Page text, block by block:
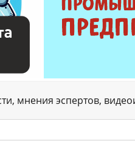
мнения эспертов,